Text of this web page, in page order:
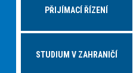
PŘIJÍMACÍ ŘÍZENÍ
STUDIUM V ZAHRANIČÍ